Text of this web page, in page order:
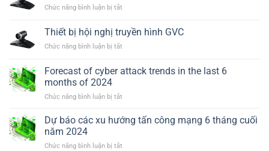
Chức năng bình luận bị tắt
Video
Conferencing
Thiết bị hội nghị truyền hình GVC
Chức năng bình luận bị tắt
bị
hội
GVC
Forecast of cyber attack trends in the last 6
months of 2024
Chức năng bình luận bị tắt
of
cyber
Dự báo các xu hướng tấn công mạng 6 tháng cuối
năm 2024
Chức năng bình luận bị tắt